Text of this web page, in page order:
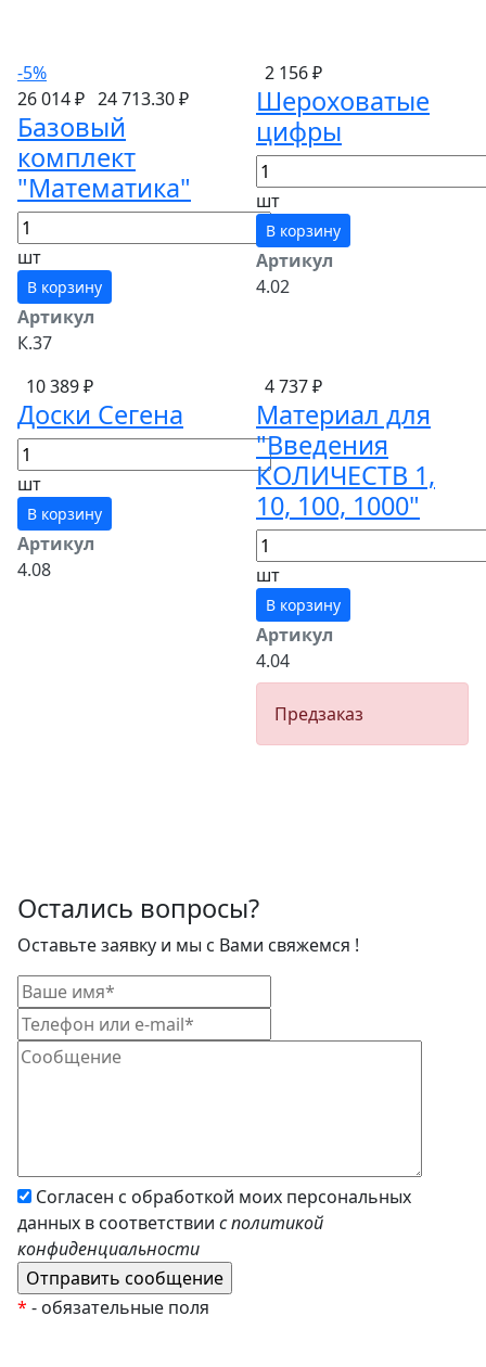
-5%
26 014 ₽ 24 713.30 ₽
Базовый
комплект
"Математика"
шт
В корзину
Артикул
К.37
2 156 ₽
Шероховатые
цифры
шт
В корзину
Артикул
4.02
10 389 ₽
Доски Сегена
шт
В корзину
Артикул
4.08
4 737 ₽
Материал для
"Введения
КОЛИЧЕСТВ 1,
10, 100, 1000"
шт
В корзину
Артикул
4.04
Предзаказ
Остались вопросы?
Оставьте заявку и мы с Вами свяжемся !
Согласен с обработкой моих персональных
данных в соответствии с политикой
конфиденциальности
* - обязательные поля